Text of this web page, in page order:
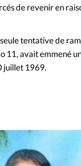
de revenir en
tentative de
11, avait emmené
juillet 1969.